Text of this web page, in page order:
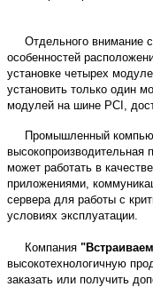
Отдельного внимание
особенностей
установке четырех
установить только один
модулей на шине PCI,
Промышленный
может работать в
приложениями,
сервера для работы с
условиях эксплуатации.
Компания
высокотехнологичную
заказать или получить